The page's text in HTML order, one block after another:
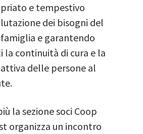
e tempestivo
dei bisogni del
e garantendo
continuità di cura e la
delle persone al
la sezione soci Coop
organizza un incontro